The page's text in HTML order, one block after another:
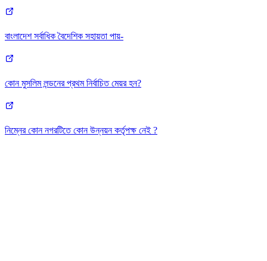
বাংলাদেশ সর্বাধিক বৈদেশিক সহায়তা পায়-
কোন মুসলিম লন্ডনের প্রথম নির্বাচিত মেয়র হন?
নিম্নের কোন নগরটিতে কোন উন্নয়ন কর্তৃপক্ষ নেই ?